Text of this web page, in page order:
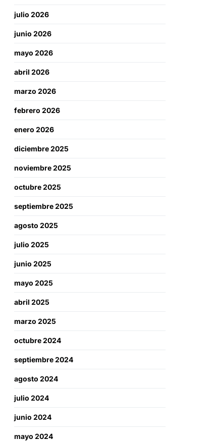
julio 2026
junio 2026
mayo 2026
abril 2026
marzo 2026
febrero 2026
enero 2026
diciembre 2025
noviembre 2025
octubre 2025
septiembre 2025
agosto 2025
julio 2025
junio 2025
mayo 2025
abril 2025
marzo 2025
octubre 2024
septiembre 2024
agosto 2024
julio 2024
junio 2024
mayo 2024